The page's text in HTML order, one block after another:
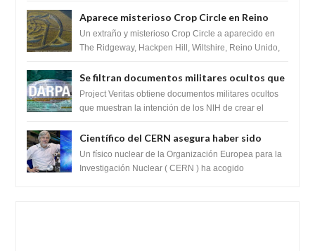
Aparece misterioso Crop Circle en Reino
Unido 23 de junio 2016
Un extraño y misterioso Crop Circle a aparecido en
The Ridgeway, Hackpen Hill, Wiltshire, Reino Unido,
Se filtran documentos militares ocultos que
muestran la intención de los NIH de crear el
SARS-CoV-2, utilizando la investigación de
Project Veritas obtiene documentos militares ocultos
que muestran la intención de los NIH de crear el
Científico del CERN asegura haber sido
ayudado por seres de luz durante una
prueba del Colisionador de Hadrones
Un físico nuclear de la Organización Europea para la
Investigación Nuclear ( CERN ) ha acogido